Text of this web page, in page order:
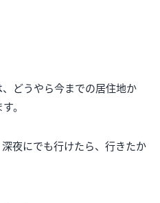
どうやら今までの居住地か
。
夜にでも行けたら、行きたか